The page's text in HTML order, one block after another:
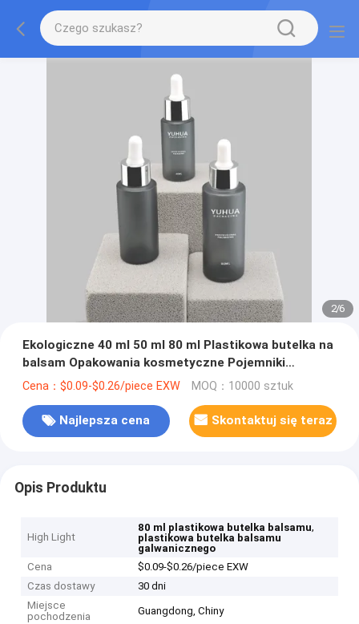
2/6
Ekologiczne 40 ml 50 ml 80 ml Plastikowa butelka na
balsam Opakowania kosmetyczne Pojemniki
Galwanizacja
Cena：$0.09-$0.26/piece EXW MOQ：10000 sztuk
Najlepsza cena Skontaktuj się teraz
Opis Produktu
High Light
80 ml plastikowa butelka balsamu,
plastikowa butelka balsamu
galwanicznego
Cena
$0.09-$0.26/piece EXW
Czas dostawy
30 dni
Miejsce
pochodzenia
Guangdong, Chiny